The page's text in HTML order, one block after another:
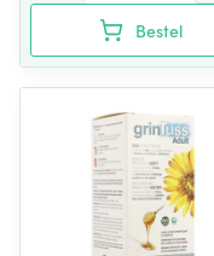
Bestel